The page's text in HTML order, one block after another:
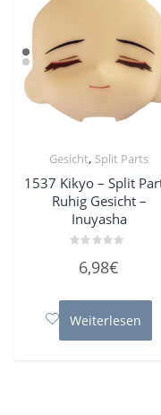
Gesicht, Split Parts
1537 Kikyo – Split
Ruhig Gesicht –
Inuyasha
mit
5
6,98€
Weiterlesen